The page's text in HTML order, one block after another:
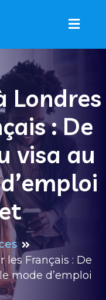
Londres
: De
visa au
les Français : De
mode d’emploi